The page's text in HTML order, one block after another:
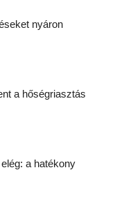
nyáron
a hőségriasztás
a hatékony